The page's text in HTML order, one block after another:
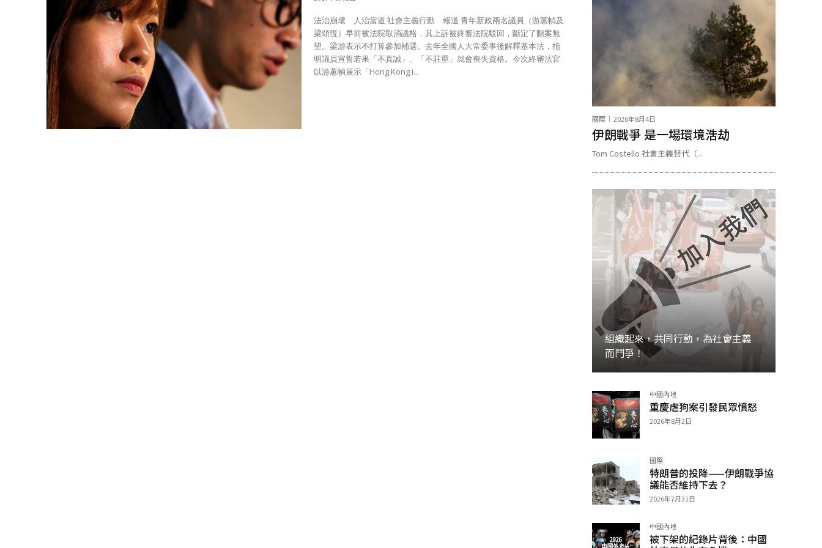
法治崩壞 人治當道 社會主義行動 報道 青年新政兩名議員（游蕙幀及
梁頌恆）早前被法院取消議格，其上訴被終審法院駁回，斷定了翻案無
望。梁游表示不打算參加補選。去年全國人大常委事後解釋基本法，指
明議員宣誓若果「不真誠」、「不莊重」就會喪失資格。今次終審法官
以游蕙幀展示「Hong Kong i...
國際 2026年8月4日
伊朗戰爭 是一場環境浩劫
Tom Costello 社會主義替代（...
組織起來，共同行動，為社會主義
而鬥爭！
加入 中國內地
重慶虐狗案引發民眾憤怒
2026年8月2日
國際
特朗普的投降——伊朗戰爭協
議能否維持下去？
2026年7月31日
中國內地
被下架的紀錄片背後：中國